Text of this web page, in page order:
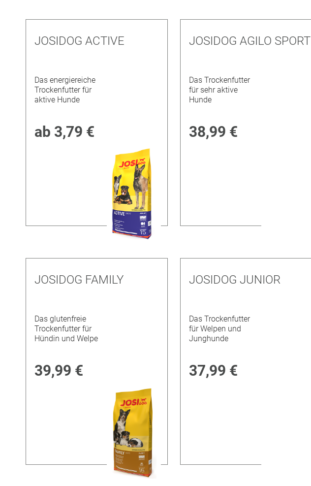
JOSIDOG ACTIVE
Das energiereiche
Trockenfutter für
aktive Hunde
ab 3,79 €
JOSIDOG AGILO SPORT
Das Trockenfutter
für sehr aktive
Hunde
38,99 €
JOSIDOG FAMILY
Das glutenfreie
Trockenfutter für
Hündin und Welpe
39,99 €
JOSIDOG JUNIOR
Das Trockenfutter
für Welpen und
Junghunde
37,99 €